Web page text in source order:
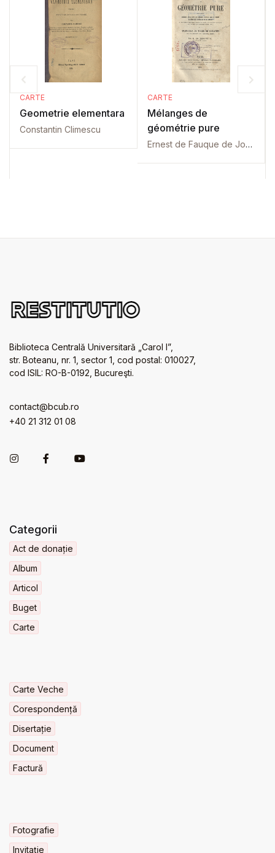
CARTE
Geometrie elementara
Constantin Climescu
CARTE
Mélanges de
géométrie pure
Ernest de Fauque de Jonquieres
Biblioteca Centrală Universitară „Carol I”,
str. Boteanu, nr. 1, sector 1, cod postal: 010027,
cod ISIL: RO-B-0192, Bucureşti.
contact@bcub.ro
+40 21 312 01 08
Categorii
Act de donație
Album
Articol
Buget
Carte
Carte Veche
Corespondență
Disertație
Document
Factură
Fotografie
Invitaţie